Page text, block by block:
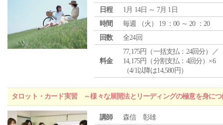
日程
1月 14日 ～ 7月 1日
時間
毎週 （火 ） 19 ：00 ～ 20 ：20
回数
全24回
料金
77,175円（一括支払：24回分）／
14,175円（分割支払：4回分）×6
（4/1以降は14,580円）
タロット・カード実習 ～様々な展開法とリーディングの極意を身につ
講師
森信 彰雄